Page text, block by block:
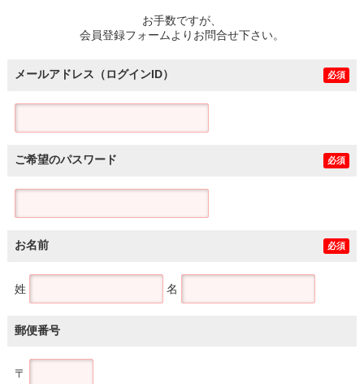
お手数ですが、
会員登録フォームよりお問合せ下さい。
メールアドレス（ログインID） 必須
ご希望のパスワード 必須
お名前 必須
姓 名
郵便番号
〒